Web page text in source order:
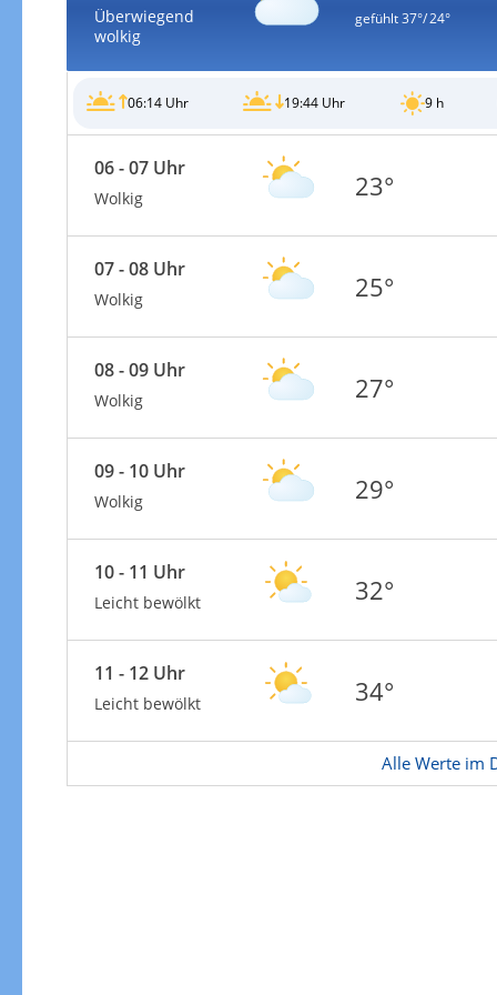
Überwiegend
wolkig
gefühlt37°/ 24°
06:14 Uhr 19:44 Uhr 9 h
06 - 07 Uhr
Wolkig 23°
07 - 08 Uhr
Wolkig 25°
08 - 09 Uhr
Wolkig 27°
09 - 10 Uhr
Wolkig 29°
10 - 11 Uhr
Leicht bewölkt 32°
11 - 12 Uhr
Leicht bewölkt 34°
Alle Werte im
Windgeschwindigkeiten
Windgeschwindigkeiten in 3h
Zur Windgeschwindigkeitenkarte